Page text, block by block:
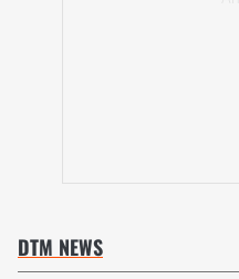
DTM NEWS